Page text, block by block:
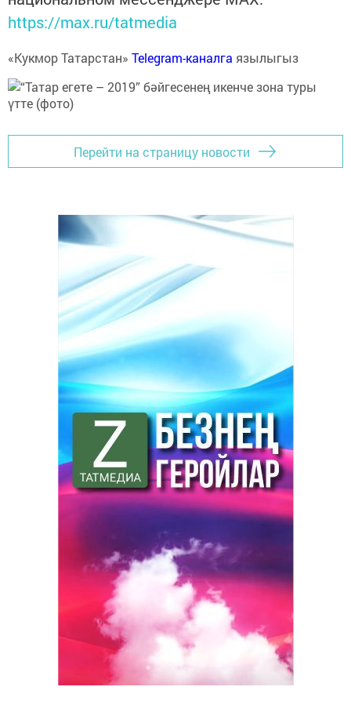
https://max.ru/tatmedia
«Кукмор Татарстан» Telegram-каналга язылыгыз
Перейти на страницу новости